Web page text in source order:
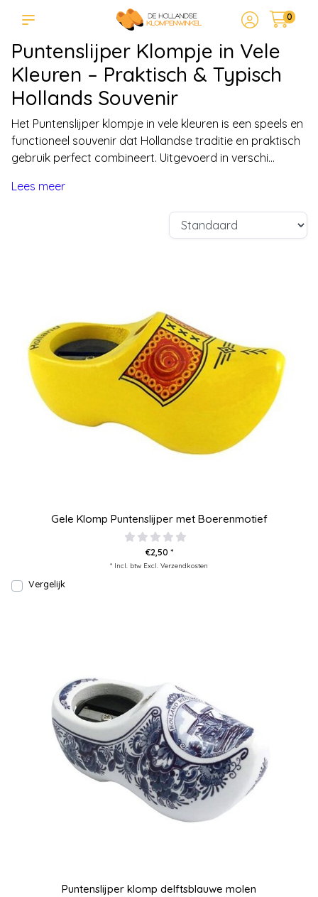
0
Puntenslijper Klompje in Vele
Kleuren – Praktisch & Typisch
Hollands Souvenir
Het Puntenslijper klompje in vele kleuren is een speels en
functioneel souvenir dat Hollandse traditie en praktisch
gebruik perfect combineert. Uitgevoerd in verschi...
Lees meer
Gele Klomp Puntenslijper met Boerenmotief
€2,50 *
* Incl. btw Excl. Verzendkosten
Vergelijk
Puntenslijper klomp delftsblauwe molen